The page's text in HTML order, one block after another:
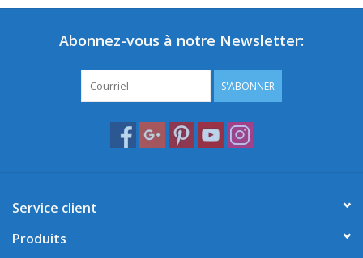
Abonnez-vous à notre Newsletter:
S'ABONNER
Service client
Produits